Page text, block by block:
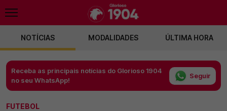
NOTÍCIAS MODALIDADES ÚLTIMA HORA
Receba as principais notícias do Glorioso 1904
no seu WhatsApp!
Seguir
FUTEBOL